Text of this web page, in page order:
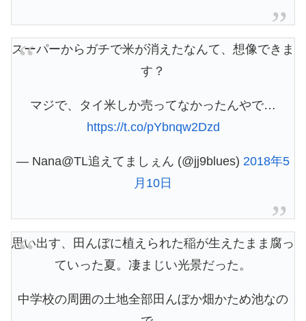
スーパーからガチで米が消えたなんて、想像できま
す？
マジで、タイ米しか売ってなかったんやで…
https://t.co/pYbnqw2Dzd
— Nana@TL追えてましぇん (@jj9blues) 2018年5
月10日
思い出す、田んぼに植えられた稲が生えたまま腐っ
ていった夏。凄まじい光景だった。
中学校の周囲の土地全部田んぼか畑かため池なの